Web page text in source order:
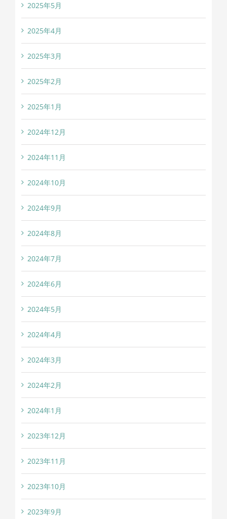
2025年5月
2025年4月
2025年3月
2025年2月
2025年1月
2024年12月
2024年11月
2024年10月
2024年9月
2024年8月
2024年7月
2024年6月
2024年5月
2024年4月
2024年3月
2024年2月
2024年1月
2023年12月
2023年11月
2023年10月
2023年9月